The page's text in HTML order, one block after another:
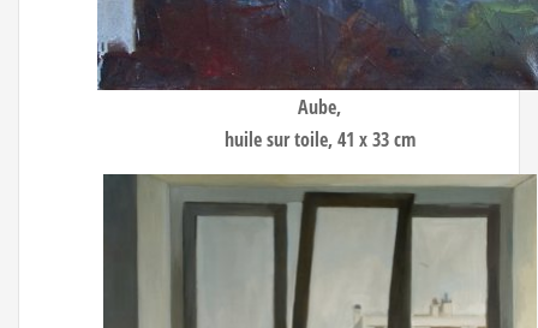
Aube,
huile sur toile, 41 x 33 cm